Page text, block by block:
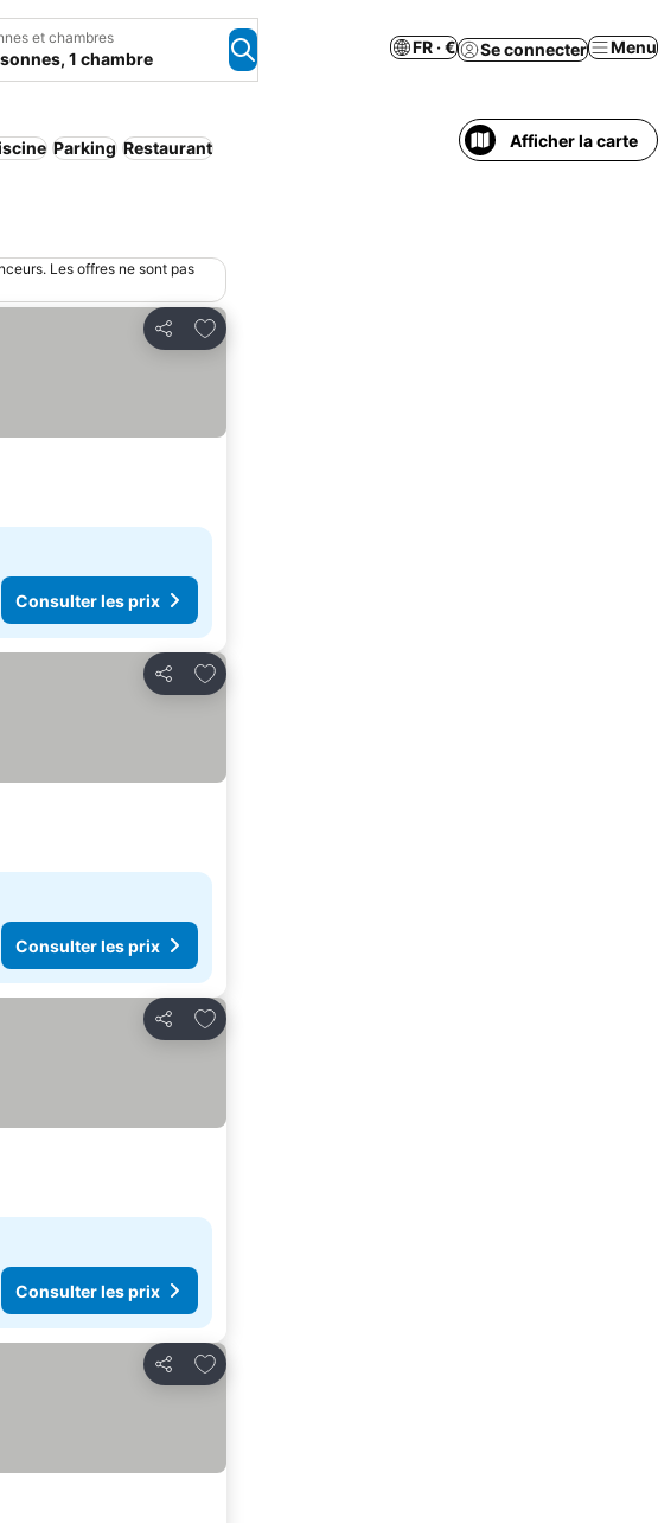
et chambres
1 chambre
FR · € Se connecter Menu
Parking Restaurant Afficher la carte
Les offres ne sont pas
Partager
Ajouter à mes favoris
Consulter les prix
Partager
Ajouter à mes favoris
Consulter les prix
Partager
Ajouter à mes favoris
Consulter les prix
Partager
Ajouter à mes favoris